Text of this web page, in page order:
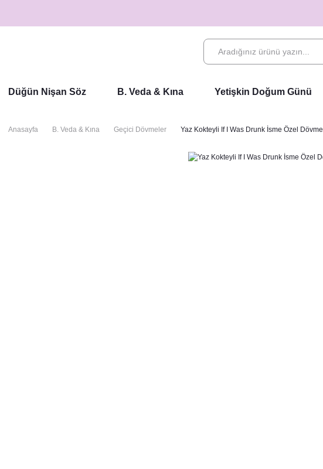
Düğün Nişan Söz B. Veda & Kına Yetişkin Doğum Günü
Anasayfa B. Veda & Kına Geçici Dövmeler Yaz Kokteyli If I Was Drunk İsme Özel Dövme